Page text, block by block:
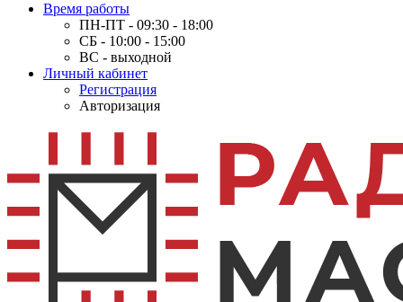
Время работы
ПН-ПТ - 09:30 - 18:00
СБ - 10:00 - 15:00
ВС - выходной
Личный кабинет
Регистрация
Авторизация